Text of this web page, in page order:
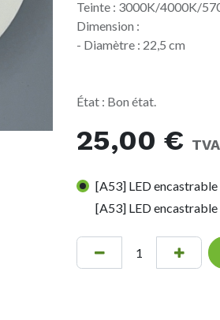
Teinte : 3000K/4000K/
Dimension :
- Diamètre : 22,5 cm
État : Bon état.
25,00 €
[A53] LED
[A53] LED